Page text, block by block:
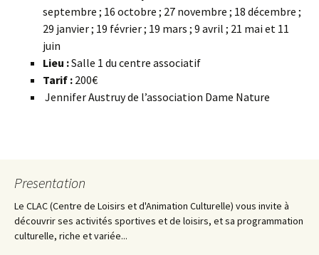
septembre ; 16 octobre ; 27 novembre ; 18 décembre ;
29 janvier ; 19 février ; 19 mars ; 9 avril ; 21 mai et 11
juin
Lieu :Salle 1 du centre associatif
Tarif : 200€
Jennifer Austruy de l’association Dame Nature
Presentation
Le CLAC (Centre de Loisirs et d'Animation Culturelle) vous invite à
découvrir ses activités sportives et de loisirs, et sa programmation
culturelle, riche et variée...